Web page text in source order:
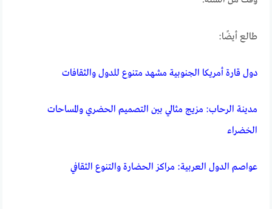
طالع أيضًا:
دول قارة أمريكا الجنوبية مشهد متنوع للدول والثقافات
مدينة الرحاب: مزيج مثالي بين التصميم الحضري والمساحات
الخضراء
عواصم الدول العربية: مراكز الحضارة والتنوع الثقافي